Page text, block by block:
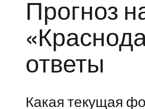
Прогноз
ответы
Какая текущая